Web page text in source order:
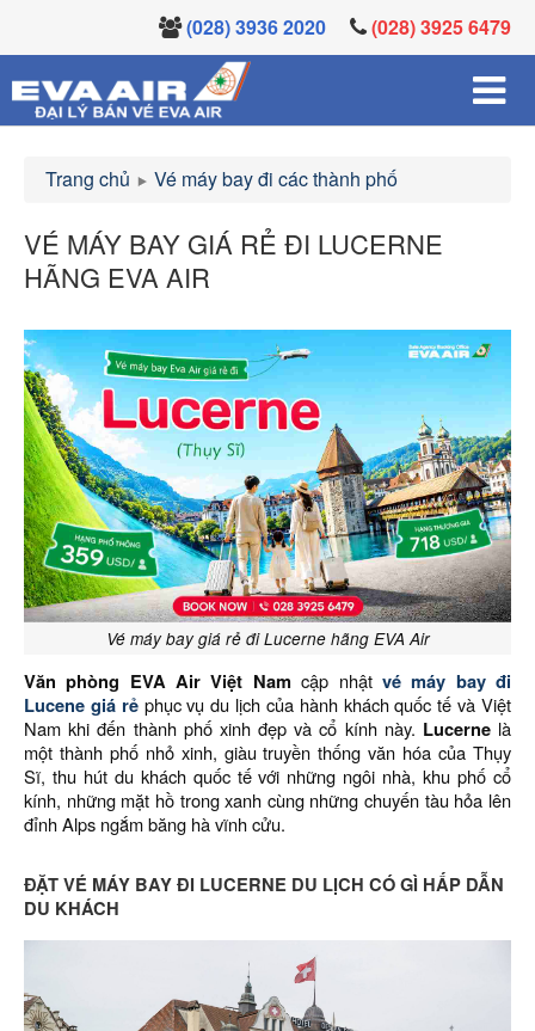
(028) 3936 2020 (028) 3925 6479
Trang chủ Vé máy bay đi các thành phố
VÉ MÁY BAY GIÁ RẺ ĐI LUCERNE
HÃNG EVA AIR
Vé máy bay giá rẻ đi Lucerne hãng EVA Air
Văn phòng EVA Air Việt Nam cập nhật vé máy bay đi
Lucene giá rẻphục vụ du lịch của hành khách quốc tế và Việt
Nam khi đến thành phố xinh đẹp và cổ kính này. Lucernelà
một thành phố nhỏ xinh, giàu truyền thống văn hóa của Thụy
Sĩ, thu hút du khách quốc tế với những ngôi nhà, khu phố cổ
kính, những mặt hồ trong xanh cùng những chuyến tàu hỏa lên
đỉnh Alps ngắm băng hà vĩnh cửu.
ĐẶT VÉ MÁY BAY ĐI LUCERNE DU LỊCH CÓ GÌ HẤP DẪN
DU KHÁCH